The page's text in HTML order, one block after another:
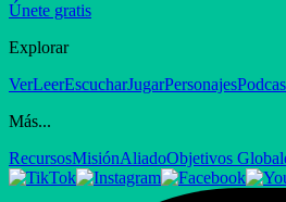
Únete gratis
Explorar
VerLeerEscucharJugarPersonajes
Más...
RecursosMisiónAliadoObjetivos